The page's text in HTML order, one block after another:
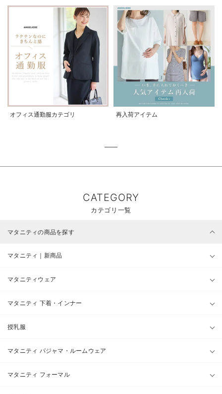
オフィス通勤服カテゴリ 再入荷アイテム
CATEGORY
カテゴリ一覧
マタニティの商品を探す
マタニティ｜新商品
マタニティウェア
マタニティ 下着・インナー
授乳服
マタニティ パジャマ・ルームウェア
マタニティ フォーマル